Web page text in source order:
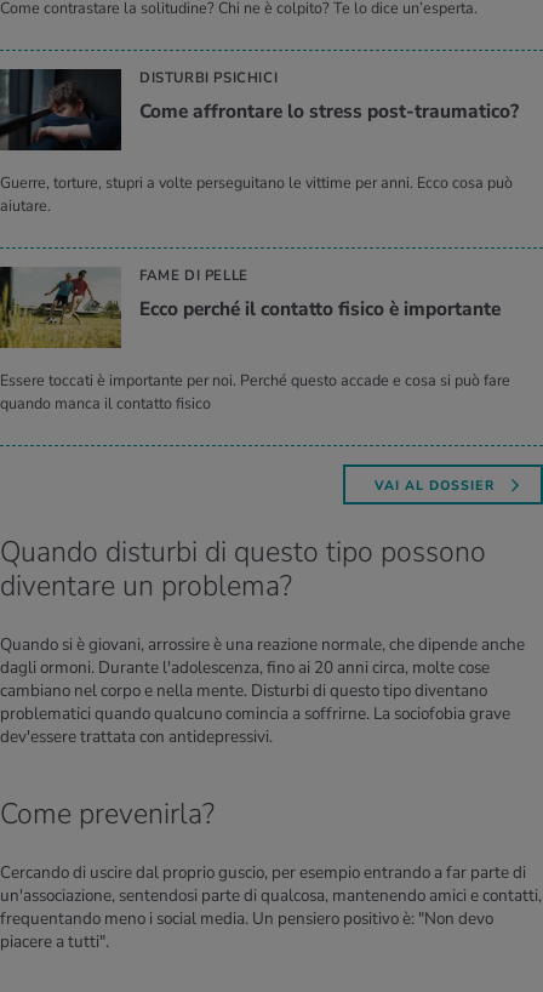
Come contrastare la solitudine? Chi ne è colpito? Te lo dice un’esperta.
DISTURBI PSICHICI
Come af­fron­ta­re lo stress post-trau­ma­ti­co?
Guerre, torture, stupri a volte perseguitano le vittime per anni. Ecco cosa può
aiutare.
FAME DI PELLE
Ecco per­ché il con­tat­to fi­si­co è im­por­tan­te
Essere toccati è importante per noi. Perché questo accade e cosa si può fare
quando manca il contatto fisico
VAI AL DOSSIER
Quando disturbi di questo tipo possono
diventare un problema?
Quando si è giovani, arrossire è una reazione normale, che dipende anche
dagli ormoni. Durante l'adolescenza, fino ai 20 anni circa, molte cose
cambiano nel corpo e nella mente. Disturbi di questo tipo diventano
problematici quando qualcuno comincia a soffrirne. La sociofobia grave
dev'essere trattata con antidepressivi.
Come prevenirla?
Cercando di uscire dal proprio guscio, per esempio entrando a far parte di
un'associazione, sentendosi parte di qualcosa, mantenendo amici e contatti,
frequentando meno i social media. Un pensiero positivo è: "Non devo
piacere a tutti".